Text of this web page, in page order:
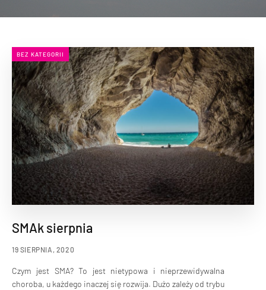
BEZ KATEGORII
SMAk sierpnia
19 SIERPNIA, 2020
Czym jest SMA? To jest nietypowa i nieprzewidywalna
choroba, u każdego inaczej się rozwija. Dużo zależy od trybu